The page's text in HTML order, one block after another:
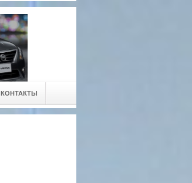
КОНТАКТЫ